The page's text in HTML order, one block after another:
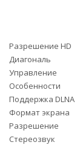
Разрешение HD
Диагональ
Управление
Особенности
Поддержка DLNA
Формат экрана
Разрешение
Стереозвук